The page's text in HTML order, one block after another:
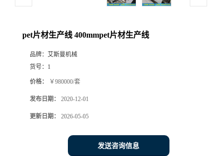
pet片材生产线 400mmpet片材生产线
品牌： 艾斯曼机械
货号： 1
价格： ￥980000/套
发布日期： 2020-12-01
更新日期： 2026-05-05
发送咨询信息